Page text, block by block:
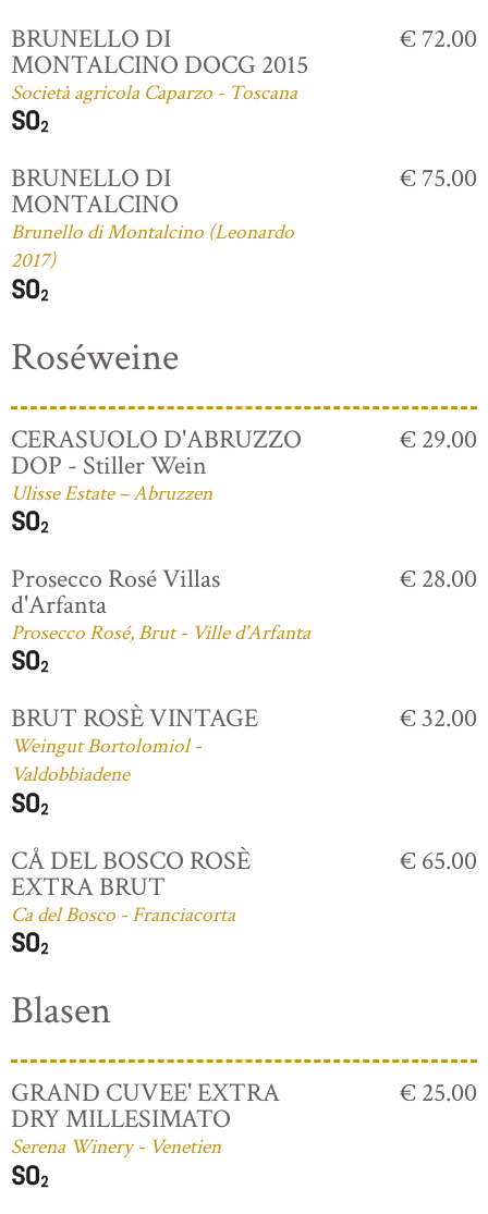
BRUNELLO DI
MONTALCINO DOCG 2015
Società agricola Caparzo - Toscana
€ 72.00
BRUNELLO DI
MONTALCINO
Brunello di Montalcino (Leonardo
2017)
€ 75.00
Roséweine
CERASUOLO D'ABRUZZO
DOP - Stiller Wein
Ulisse Estate – Abruzzen
€ 29.00
Prosecco Rosé Villas
d'Arfanta
Prosecco Rosé, Brut - Ville d'Arfanta
€ 28.00
BRUT ROSÈ VINTAGE
Weingut Bortolomiol -
Valdobbiadene
€ 32.00
CÅ DEL BOSCO ROSÈ
EXTRA BRUT
Ca del Bosco - Franciacorta
€ 65.00
Blasen
GRAND CUVEE' EXTRA
DRY MILLESIMATO
Serena Winery - Venetien
€ 25.00